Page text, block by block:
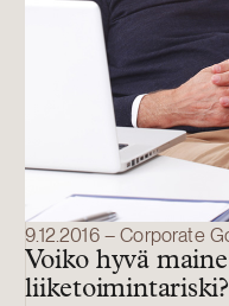
9.12.2016 – Corporate
Voiko hyvä
liiketoimintariski?